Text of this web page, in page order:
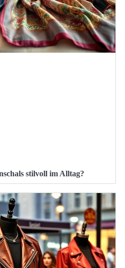
stilvoll im Alltag?